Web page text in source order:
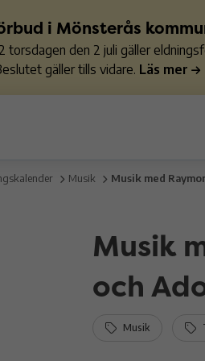
i Mönsterås
torsdagen den 2 juli gäller
gäller tills vidare. Läs mer
Musik Musik med
Musik
och
Musik